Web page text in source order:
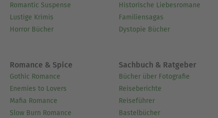
Romantic Suspense
Lustige Krimis
Horror Bücher
Historische Liebesromane
Familiensagas
Dystopie Bücher
Romance & Spice
Gothic Romance
Enemies to Lovers
Mafia Romance
Slow Burn Romance
Sachbuch & Ratgeber
Bücher über Fotografie
Reiseberichte
Reiseführer
Bastelbücher